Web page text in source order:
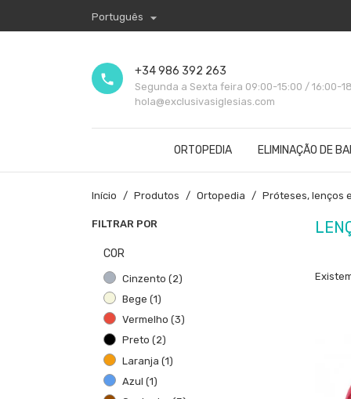
Português 
phone
+34 986 392 263
Segunda a Sexta feira 09:00-15:00 / 16:00-
hola@exclusivasiglesias.com
ORTOPEDIA ELIMINAÇÃO DE
Início Produtos Ortopedia Próteses, lenços
FILTRAR POR
COR
Cinzento (2)
Bege (1)
Vermelho (3)
Preto (2)
Laranja (1)
Azul (1)